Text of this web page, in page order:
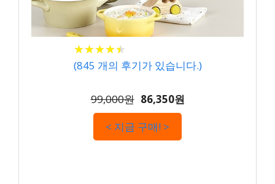
★★★★★
★★★★★
(845 개의 후기가 있습니다.)
99,000원 86,350원
< 지금 구매! >